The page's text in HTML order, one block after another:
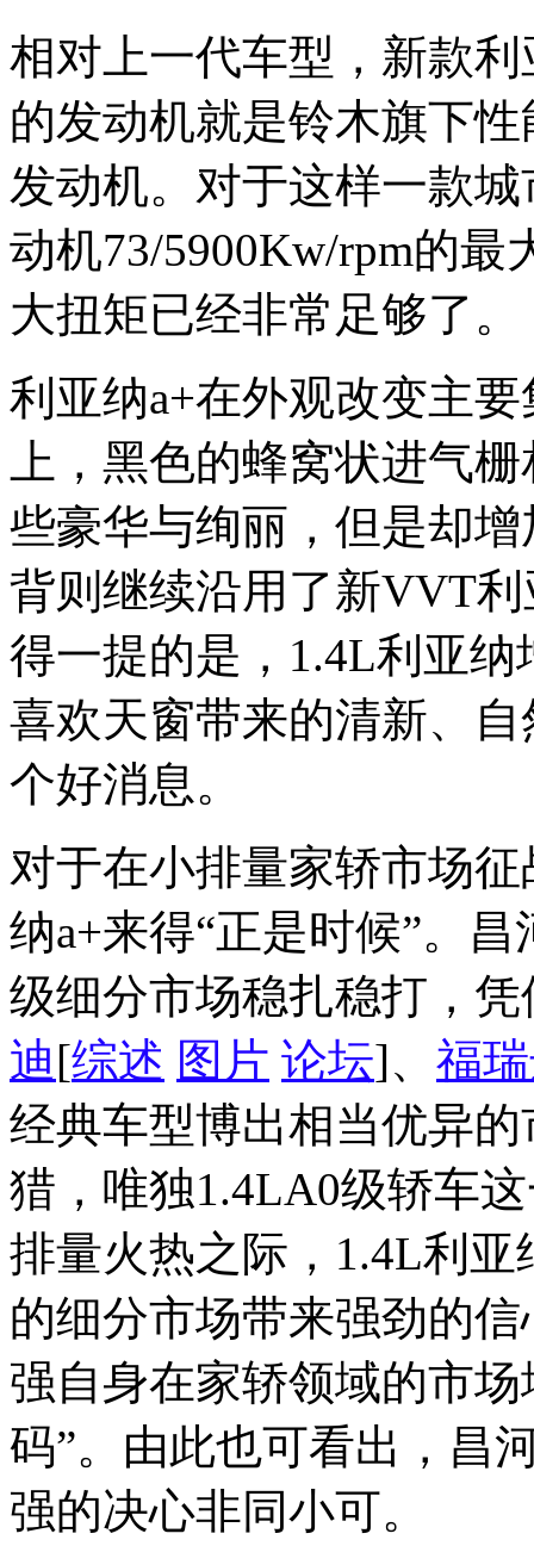
相对上一代车型，新款
的发动机就是铃木旗下
发动机。对于这样一款
动机73/5900Kw/rpm的最
大扭矩已经非常足够了。
利亚纳a+在外观改变主
上，黑色的蜂窝状进气
些豪华与绚丽，但是却
背则继续沿用了新VVT
得一提的是，1.4L利亚
喜欢天窗带来的清新、
个好消息。
对于在小排量家轿市场
纳a+来得“正是时候”。
级细分市场稳扎稳打，凭
迪[综述 图片 论坛]、 福
经典车型博出相当优异
猎，唯独1.4LA0级轿车
排量火热之际，1.4L利
的细分市场带来强劲的
强自身在家轿领域的市
码”。由此也可看出，昌
强的决心非同小可。